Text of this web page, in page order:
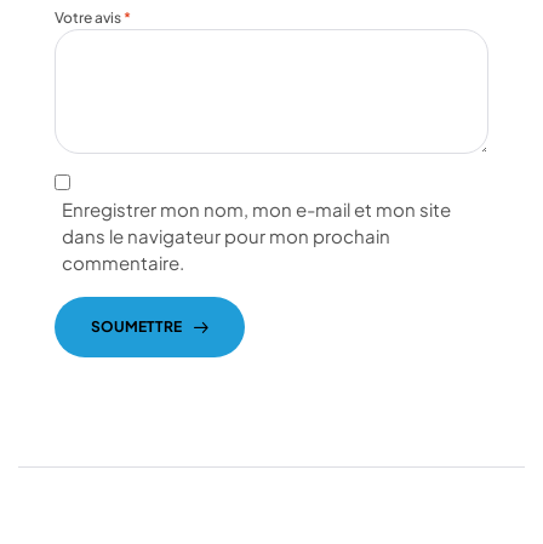
Votre avis *
Enregistrer mon nom, mon e-mail et mon site
dans le navigateur pour mon prochain
commentaire.
SOUMETTRE